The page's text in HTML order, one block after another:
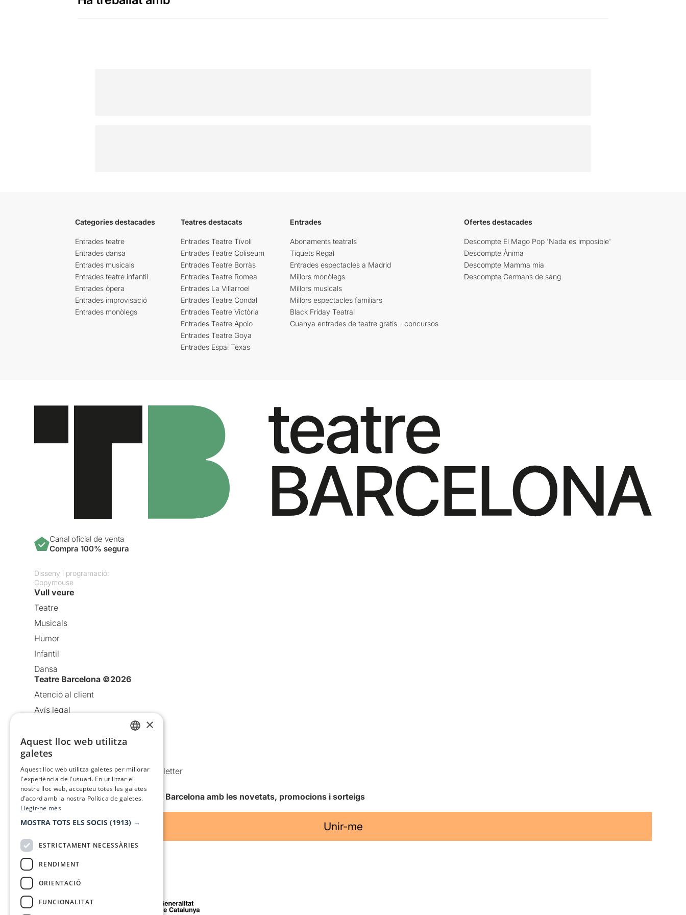
Categories destacades
Entrades teatre
Entrades dansa
Entrades musicals
Entrades teatre infantil
Entrades òpera
Entrades improvisació
Entrades monòlegs
Teatres destacats
Entrades Teatre Tívoli
Entrades Teatre Coliseum
Entrades Teatre Borràs
Entrades Teatre Romea
Entrades La Villarroel
Entrades Teatre Condal
Entrades Teatre Victòria
Entrades Teatre Apolo
Entrades Teatre Goya
Entrades Espai Texas
Entrades
Abonaments teatrals
Tiquets Regal
Entrades espectacles a Madrid
Millors monòlegs
Millors musicals
Millors espectacles familiars
Black Friday Teatral
Guanya entrades de teatre gratis - concursos
Ofertes destacades
Descompte El Mago Pop 'Nada es imposible'
Descompte Ànima
Descompte Mamma mia
Descompte Germans de sang
Canal oficial de venta
Compra 100% segura
Disseny i programació:
Copymouse
Vull veure
Teatre
Musicals
Humor
Infantil
Dansa
Teatre Barcelona ©2026
Atenció al client
Avís legal
Política de cookies
Condicions d’ús
Comunicacions comercials i Newsletter
Anuncia’t
Vull rebre la newsletter de Teatre Barcelona amb les novetats, promocions i sorteigs
Unir-me
Amb el suport de
×
Aquest lloc web utilitza
galetes
Aquest lloc web utilitza galetes per millorar
l'experiència de l'usuari. En utilitzar el
nostre lloc web, accepteu totes les galetes
d’acord amb la nostra Política de galetes.
Llegir-ne més
MOSTRA TOTS ELS SOCIS (1913) →
ESTRICTAMENT NECESSÀRIES
RENDIMENT
ORIENTACIÓ
FUNCIONALITAT